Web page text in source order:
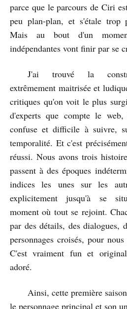
parce que le parcours de Ciri
peu plan-plan, et s'étale trop
Mais au bout d'un
indépendantes vont finir par se
J'ai trouvé la
extrêmement maitrisée et
critiques qu'on voit le plus
d'experts que compte le
confuse et difficile à suivre,
temporalité. Et c'est
réussi. Nous avons trois
passent à des époques
indices les unes sur les
explicitement jusqu'à se
moment où tout se rejoint.
par des détails, des dialogues,
personnages croisés, pour
C'est vraiment fun et
adoré.
Ainsi, cette première
le personnage principal et son